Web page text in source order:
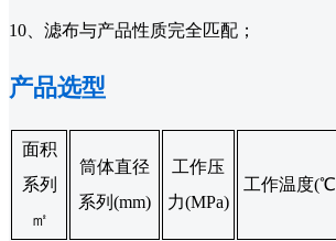
10、滤布与产品性质完全匹配；
产品选型
面积
系列
㎡
筒体直径
系列(mm)
工作压
力(MPa)
工作温度